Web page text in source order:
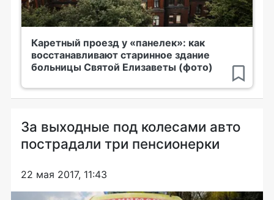
Каретный проезд у «панелек»: как
восстанавливают старинное здание
больницы Святой Елизаветы (фото)
За выходные под колесами авто
пострадали три пенсионерки
22 мая 2017, 11:43